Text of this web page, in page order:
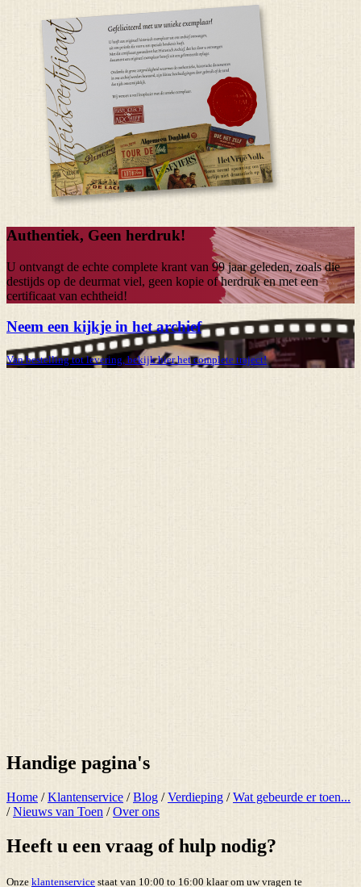
Authentiek, Geen herdruk!
U ontvangt de echte complete krant van 99 jaargeleden, zoals die
destijds op de deurmat viel, geen kopie of herdruk en met een
certificaat van echtheid!
Neem een kijkje in het archief
Van bestelling tot levering, bekijk hier het complete traject!
Handige pagina's
Home /Klantenservice /Blog /Verdieping /Wat gebeurde er toen...
/Nieuws van Toen /Over ons
Heeft u een vraag of hulp nodig?
Onze klantenservice staat van 10:00 to 16:00 klaar om uw vragen te